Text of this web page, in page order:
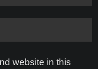
website in this